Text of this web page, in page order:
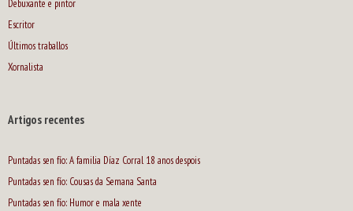
Debuxante e pintor
Escritor
Últimos traballos
Xornalista
Artigos recentes
Puntadas sen fío: A familia Díaz Corral 18 anos despois
Puntadas sen fío: Cousas da Semana Santa
Puntadas sen fío: Humor e mala xente